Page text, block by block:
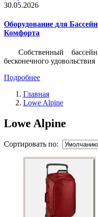
30.05.2026
Оборудование для
Комфорта
Собственный
бесконечного удовольствия
Подробнее
Главная
Lowe Alpine
Lowe Alpine
Сортировать по: